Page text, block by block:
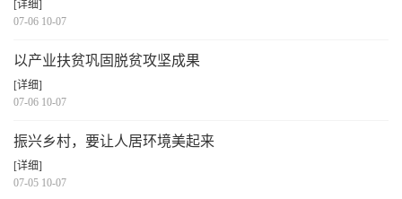
[详细]
07-06 10-07
以产业扶贫巩固脱贫攻坚成果
[详细]
07-06 10-07
振兴乡村，要让人居环境美起来
[详细]
07-05 10-07